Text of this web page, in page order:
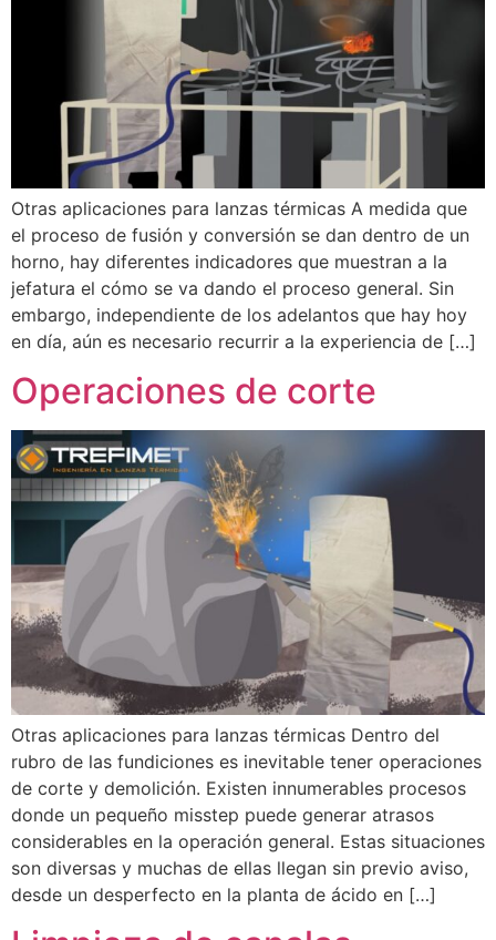
Otras aplicaciones para lanzas térmicas A medida que
el proceso de fusión y conversión se dan dentro de un
horno, hay diferentes indicadores que muestran a la
jefatura el cómo se va dando el proceso general. Sin
embargo, independiente de los adelantos que hay hoy
en día, aún es necesario recurrir a la experiencia de […]
Operaciones de corte
Otras aplicaciones para lanzas térmicas Dentro del
rubro de las fundiciones es inevitable tener operaciones
de corte y demolición. Existen innumerables procesos
donde un pequeño misstep puede generar atrasos
considerables en la operación general. Estas situaciones
son diversas y muchas de ellas llegan sin previo aviso,
desde un desperfecto en la planta de ácido en […]